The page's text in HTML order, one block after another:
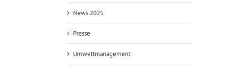
News 2025
Presse
Umweltmanagement